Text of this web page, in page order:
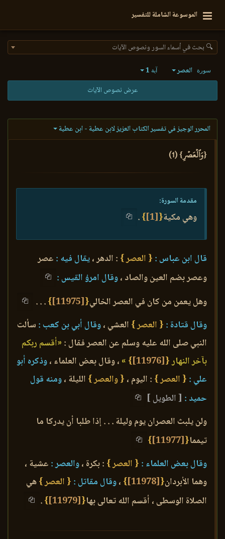
الموسوعة الشاملة للتفسير
🔍 بحث في أسماء السور ونصوص الآيات
سورة العصر آية 1
عرض نصوص الآيات
المحرر الوجيز في تفسير الكتاب العزيز لابن عطية - ابن عطية
{وَٱلۡعَصۡرِ} (1)
مقدمة السورة:
وهي مكية{
[1]
}
.
قال ابن عباس : { العصر } : الدهر ،يقال فيه : عصر
وعصر بضم العين والصاد ،وقال امرؤ القيس :
وهل يعمن من كان في العصر الخالي{
[11975]
}
. . .
وقال قتادة : { العصر } العشي ،وقال أبي بن كعب : سألت
النبي صلى الله عليه وسلم عن العصر فقال : «أقسم ربكم
بآخر النهار{
[11976]
}
» ، وقال بعض العلماء ،وذكره أبو
علي : { العصر } : اليوم ، { والعصر } الليلة ،ومنه قول
حميد : [ الطويل ]
ولن يلبث العصران يوم وليلة . . . إذا طلبا أن يدركا ما
تيمما{
[11977]
}
وقال بعض العلماء : { العصر } : بكرة ،والعصر : عشية ،
وهما الأبردان{
[11978]
} ،وقال مقاتل : { العصر }هي
الصلاة الوسطى ، أقسم الله تعالى بها{
[11979]
}
.